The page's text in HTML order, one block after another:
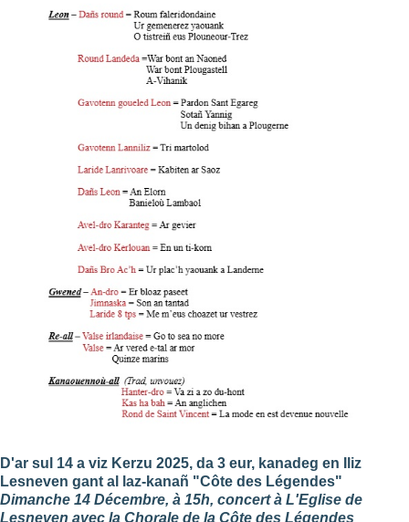
D'ar sul 14 a viz Kerzu 2025, da 3 eur, kanadeg en Iliz
Lesneven gant al laz-kanañ "Côte des Légendes"
Dimanche 14 Décembre, à 15h, concert à L'Eglise de
Lesneven avec la Chorale de la Côte des Légendes